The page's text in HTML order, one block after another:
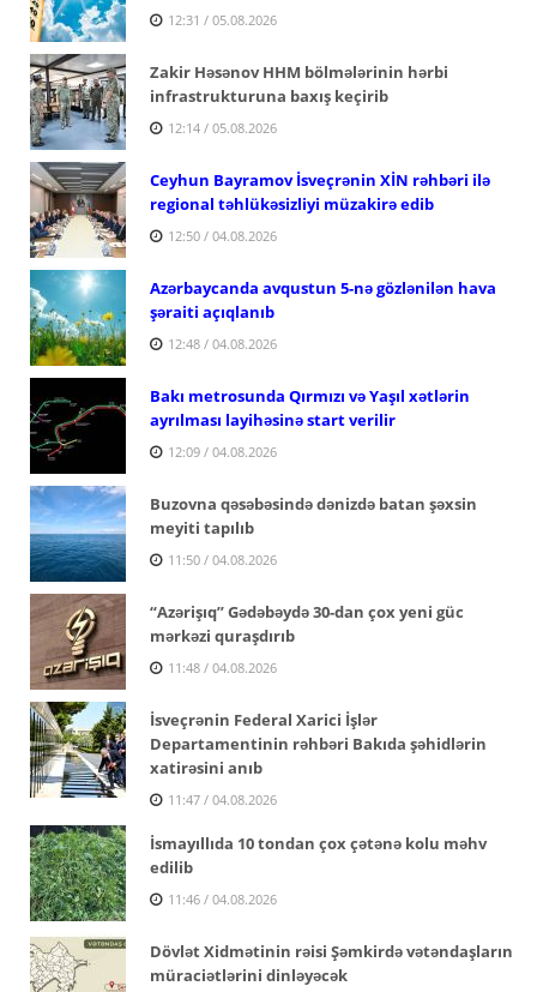
12:31 / 05.08.2026
Zakir Həsənov HHM bölmələrinin hərbi
infrastrukturuna baxış keçirib
12:14 / 05.08.2026
Ceyhun Bayramov İsveçrənin XİN rəhbəri ilə
regional təhlükəsizliyi müzakirə edib
12:50 / 04.08.2026
Azərbaycanda avqustun 5-nə gözlənilən hava
şəraiti açıqlanıb
12:48 / 04.08.2026
Bakı metrosunda Qırmızı və Yaşıl xətlərin
ayrılması layihəsinə start verilir
12:09 / 04.08.2026
Buzovna qəsəbəsində dənizdə batan şəxsin
meyiti tapılıb
11:50 / 04.08.2026
“Azərişıq” Gədəbəydə 30-dan çox yeni güc
mərkəzi quraşdırıb
11:48 / 04.08.2026
İsveçrənin Federal Xarici İşlər
Departamentinin rəhbəri Bakıda şəhidlərin
xatirəsini anıb
11:47 / 04.08.2026
İsmayıllıda 10 tondan çox çətənə kolu məhv
edilib
11:46 / 04.08.2026
Dövlət Xidmətinin rəisi Şəmkirdə vətəndaşların
müraciətlərini dinləyəcək